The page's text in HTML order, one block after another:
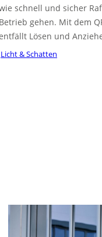
schnell und sicher
gehen. Mit dem
Lösen und
Licht & Schatten